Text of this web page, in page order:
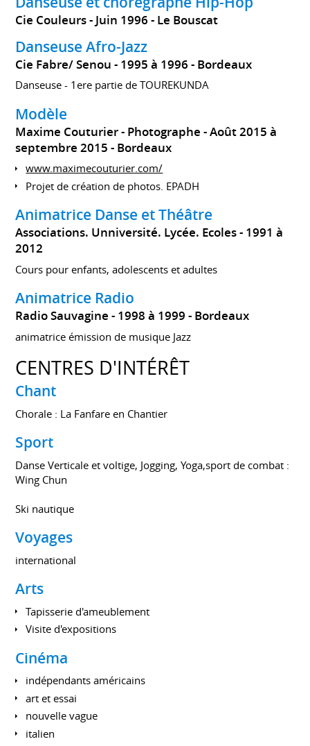
Cie Couleurs Juin 1996 Le Bouscat
Danseuse Afro-Jazz
Cie Fabre/ Senou 1995 à 1996 Bordeaux
Danseuse - 1ere partie de TOUREKUNDA
Modèle
Maxime Couturier - Photographe
Août 2015 à
septembre 2015 Bordeaux
www.maximecouturier.com/
Projet de création de photos. EPADH
Animatrice Danse et Théâtre
Associations. Unniversité. Lycée. Ecoles
1991 à
2012
Cours pour enfants, adolescents et adultes
Animatrice Radio
Radio Sauvagine 1998 à 1999 Bordeaux
animatrice émission de musique Jazz
CENTRES D'INTÉRÊT
Chant
Chorale : La Fanfare en Chantier
Sport
Danse Verticale et voltige, Jogging, Yoga,sport de combat :
Wing Chun
Ski nautique
Voyages
international
Arts
Tapisserie d'ameublement
Visite d'expositions
Cinéma
indépendants américains
art et essai
nouvelle vague
italien